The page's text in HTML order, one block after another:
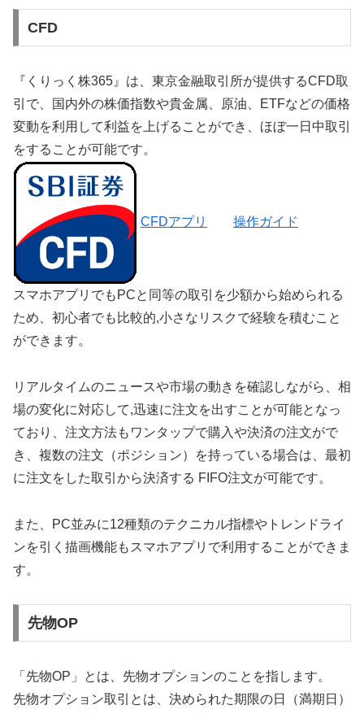
CFD
『くりっく株365』は、東京金融取引所が提供するCFD取
引で、国内外の株価指数や貴金属、原油、ETFなどの価格
変動を利用して利益を上げることができ、ほぼ一日中取引
をすることが可能です。
CFDアプリ 操作ガイド
スマホアプリでもPCと同等の取引を少額から始められる
ため、初心者でも比較的,小さなリスクで経験を積むこと
ができます。
リアルタイムのニュースや市場の動きを確認しながら、相
場の変化に対応して,迅速に注文を出すことが可能となっ
ており、注文方法もワンタップで購入や決済の注文がで
き、複数の注文（ポジション）を持っている場合は、最初
に注文をした取引から決済する FIFO注文が可能です。
また、PC並みに12種類のテクニカル指標やトレンドライ
ンを引く描画機能もスマホアプリで利用することができま
す。
先物OP
「先物OP」とは、先物オプションのことを指します。
先物オプション取引とは、決められた期限の日（満期日）